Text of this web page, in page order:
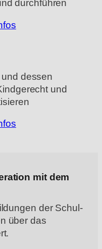
durchführen
dessen
und
mit dem
der Schul-
über das